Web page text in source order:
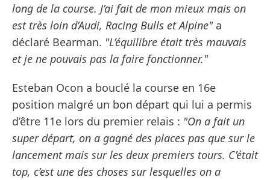
long de la course. J’ai fait de mon mieux mais on
est très loin d’Audi, Racing Bulls et Alpine"a
déclaré Bearman. "L’équilibre était très mauvais
et je ne pouvais pas la faire fonctionner."
Esteban Ocon a bouclé la course en 16e
position malgré un bon départ qui lui a permis
d’être 11e lors du premier relais : "On a fait un
super départ, on a gagné des places pas que sur le
lancement mais sur les deux premiers tours. C’était
top, c’est une des choses sur lesquelles on a